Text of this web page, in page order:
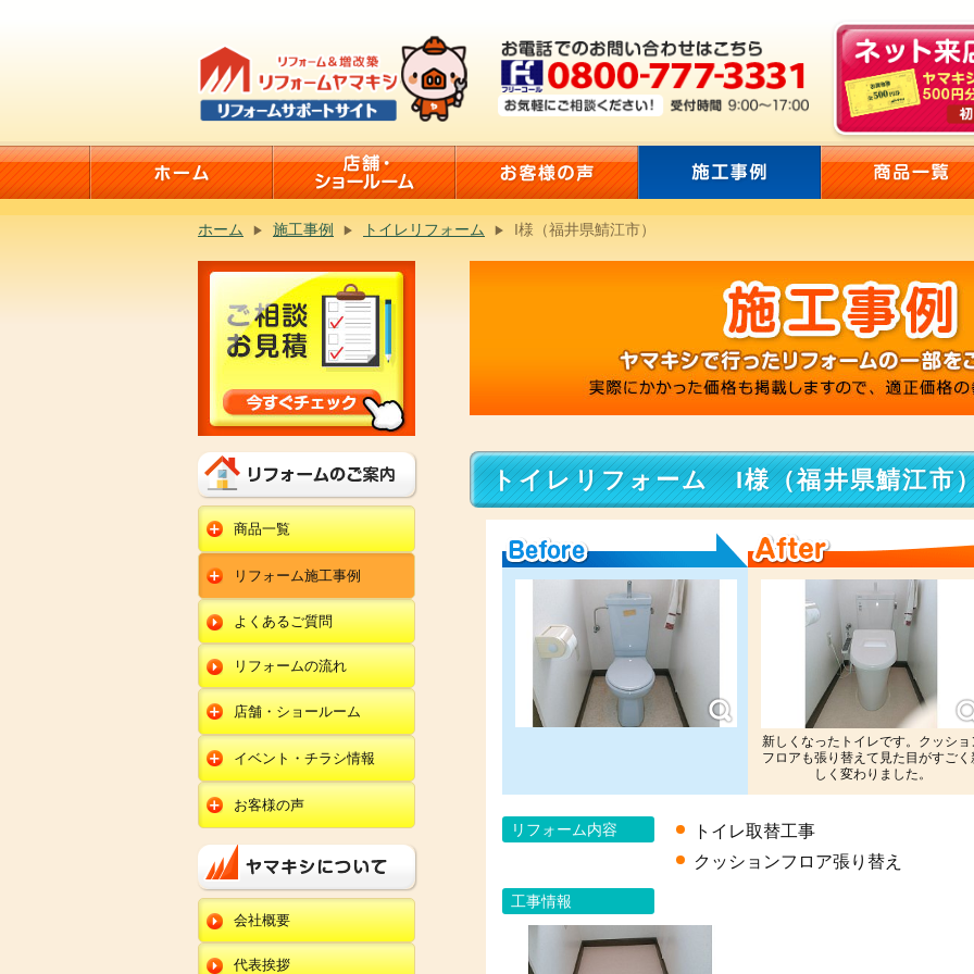
ホーム 施工事例 トイレリフォーム I様（福井県鯖江市）
トイレリフォーム I様（福井県鯖江市
新しくなったトイレです。クッショ
フロアも張り替えて見た目がすごく
しく変わりました。
リフォーム内容
トイレ取替工事
クッションフロア張り替え
工事情報
商品一覧
水回りリフォーム
キッチンリフォーム
ユニットバスリフォー
ム
トイレリフォーム
洗面化粧台リフォー
ム
オール電化セット
エコキュート
給湯器
エクステリア
外壁塗装
内装リフォーム
リフォーム施工事例
キッチン
ユニットバス
トイレ
洗面化粧台
エクステリア
外壁塗装・外装工事
改装・内装リフォー
ム
修理・小工事
全面リフォーム
よくあるご質問
リフォームの流れ
店舗・ショールーム
田鶴浜店
金沢野々市店
川北店
小松店
新加賀店
金津店
イベント・チラシ情報
田鶴浜店
金沢野々市店
小松店
新加賀店
金津店
お客様の声
キッチン
ユニットバス
トイレ
洗面化粧台
会社概要
代表挨拶